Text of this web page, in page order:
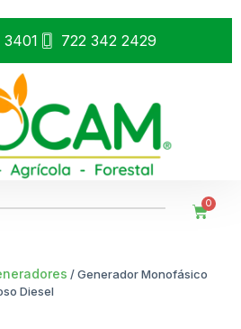
3401 722 342 2429
0
/ Generador Monofásico
Diesel